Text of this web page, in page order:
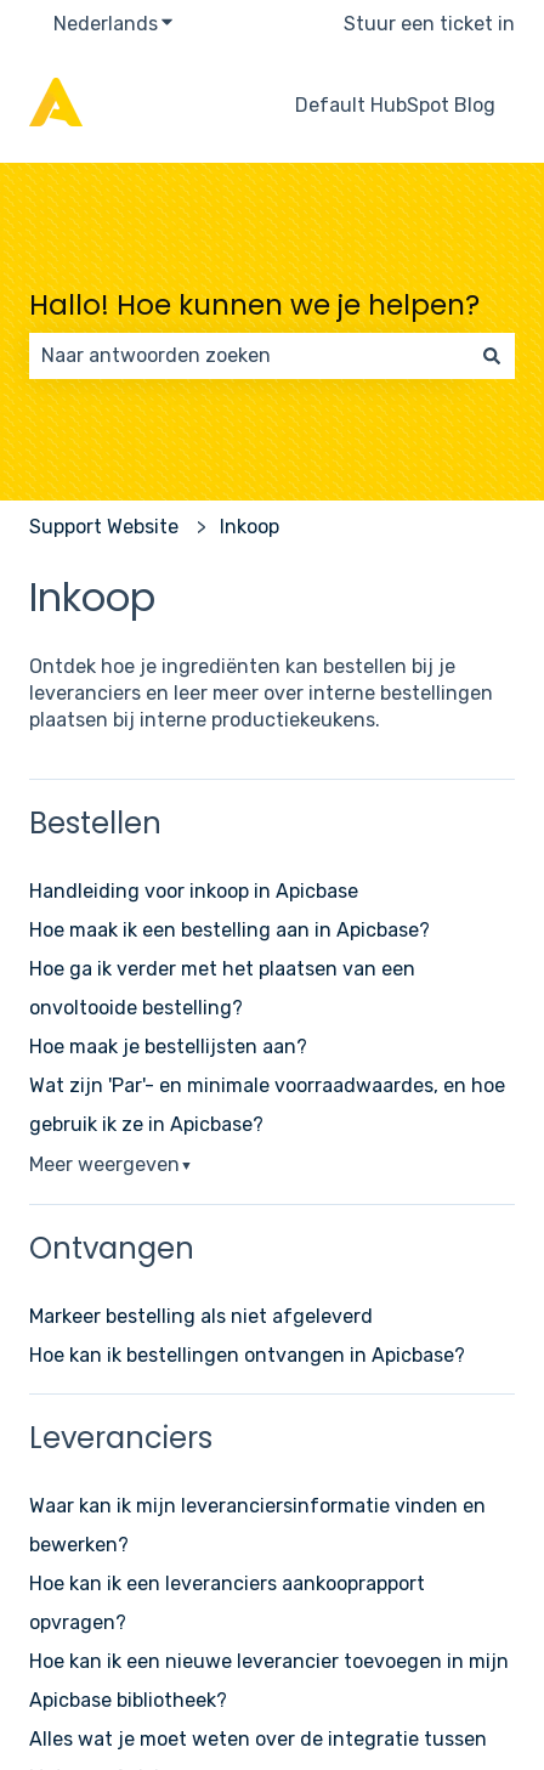
NederlandsSubmenu tonen voor vertalingen
Stuur een ticket in
Default HubSpot Blog
Hallo! Hoe kunnen we je helpen?
Er zijn geen suggesties want het zoekveld is leeg.
Support Website Inkoop
Inkoop
Ontdek hoe je ingrediënten kan bestellen bij je
leveranciers en leer meer over interne bestellingen
plaatsen bij interne productiekeukens.
Bestellen
Handleiding voor inkoop in Apicbase
Hoe maak ik een bestelling aan in Apicbase?
Hoe ga ik verder met het plaatsen van een
onvoltooide bestelling?
Hoe maak je bestellijsten aan?
Wat zijn 'Par'- en minimale voorraadwaardes, en hoe
gebruik ik ze in Apicbase?
Meer weergeven ▼
Ontvangen
Markeer bestelling als niet afgeleverd
Hoe kan ik bestellingen ontvangen in Apicbase?
Leveranciers
Waar kan ik mijn leveranciersinformatie vinden en
bewerken?
Hoe kan ik een leveranciers aankooprapport
opvragen?
Hoe kan ik een nieuwe leverancier toevoegen in mijn
Apicbase bibliotheek?
Alles wat je moet weten over de integratie tussen